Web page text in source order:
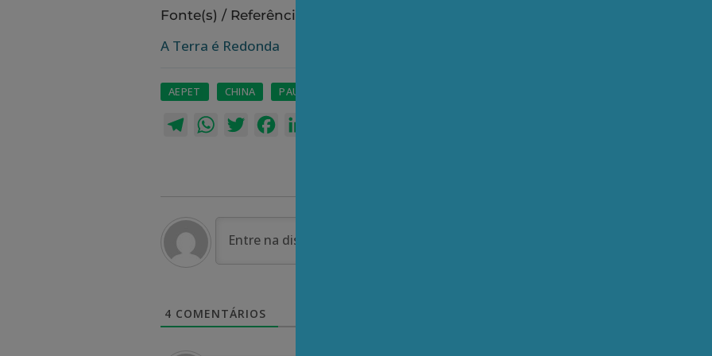
Fonte(s) / Referência(s):
A Terra é Redonda
AEPET CHINA PAULO NOGUEIRA BATISTA JR.
TelegramWhatsAppTwitterFacebook
4 COMENTÁRIOS